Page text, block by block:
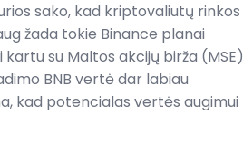
sako, kad kriptovaliutų rinkos
žada tokie Binance planai
su Maltos akcijų birža (MSE)
BNB vertė dar labiau
kad potencialas vertės augimui